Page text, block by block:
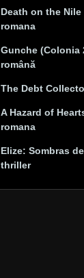
Death on the
romana
Gunche (Colonia
română
The Debt
A Hazard of
romana
Elize: Sombras
thriller